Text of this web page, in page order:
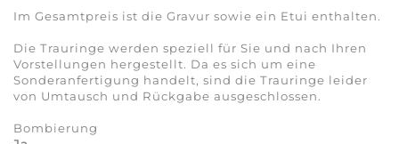
Im Gesamtpreis ist die Gravur sowie ein Etui enthalten.
Die Trauringe werden speziell für Sie und nach Ihren
Vorstellungen hergestellt. Da es sich um eine
Sonderanfertigung handelt, sind die Trauringe leider
von Umtausch und Rückgabe ausgeschlossen.
Bombierung